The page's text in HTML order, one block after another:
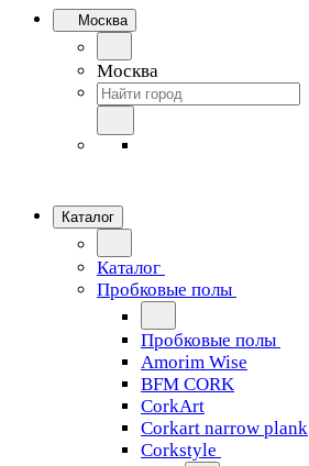
Москва
Москва
Каталог
Каталог
Пробковые полы
Пробковые полы
Amorim Wise
BFM CORK
CorkArt
Corkart narrow plank
Corkstyle